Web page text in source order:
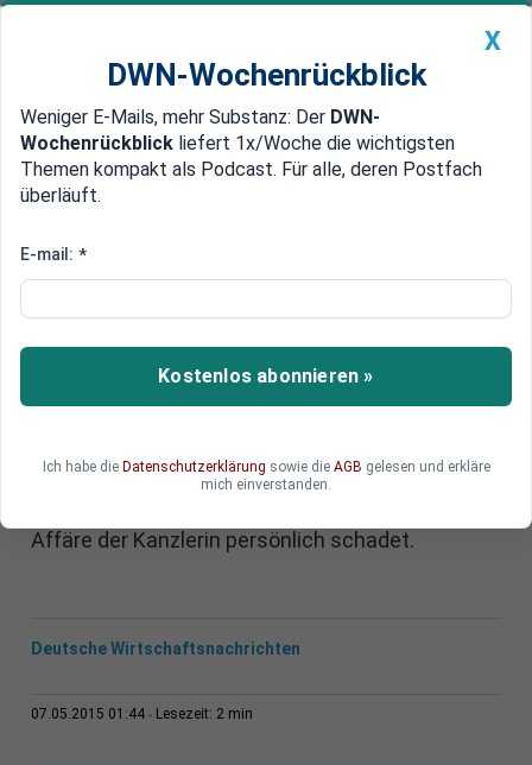
Newsticker MEIN DWN: Geldanlage Premium
Edelmetalle DWN-Magazin China
Überraschend negative Umfrage
Abhängig von den USA: Merkel
verliert ihren Instinkt für Volkes
Meinung
Bundeskanzlerin Angela Merkel scheint wegen
Spionageaffäre ihren Instinkt dafür zu verlieren,
was die Bürger denken. Eine Umfrage zeigt, dass
Affäre der Kanzlerin persönlich schadet.
Deutsche Wirtschaftsnachrichten
07.05.2015 01:44 Lesezeit: 2 min
X
DWN-Wochenrückblick
Weniger E-Mails, mehr Substanz: Der DWN-
Wochenrückblick liefert 1x/Woche die wichtigsten
Themen kompakt als Podcast. Für alle, deren Postfach
überläuft.
E-mail: *
Kostenlos abonnieren »
Ich habe die Datenschutzerklärung sowie die AGB gelesen und erkläre
mich einverstanden.